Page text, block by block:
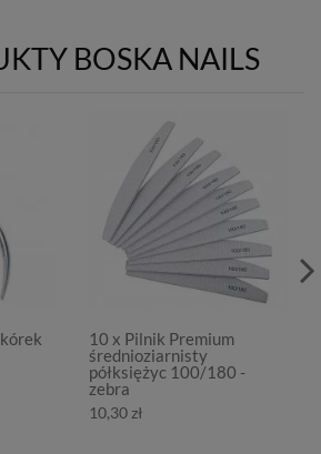
BOSKA NAILS
10 x Pilnik Premium
średnioziarnisty
półksiężyc 100/180 -
zebra
10,30 zł